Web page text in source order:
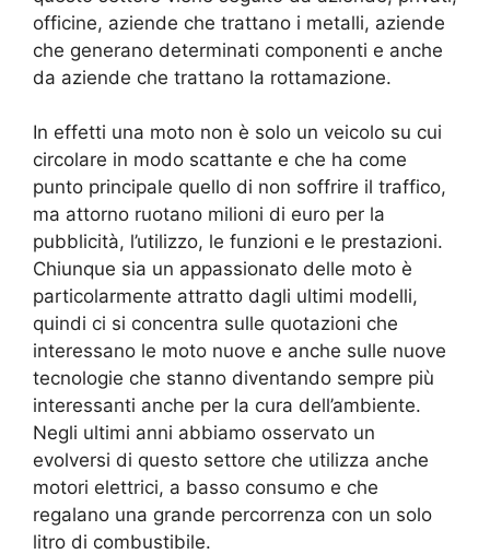
officine, aziende che trattano i metalli, aziende
che generano determinati componenti e anche
da aziende che trattano la rottamazione.
In effetti una moto non è solo un veicolo su cui
circolare in modo scattante e che ha come
punto principale quello di non soffrire il traffico,
ma attorno ruotano milioni di euro per la
pubblicità, l’utilizzo, le funzioni e le prestazioni.
Chiunque sia un appassionato delle moto è
particolarmente attratto dagli ultimi modelli,
quindi ci si concentra sulle quotazioni che
interessano le moto nuove e anche sulle nuove
tecnologie che stanno diventando sempre più
interessanti anche per la cura dell’ambiente.
Negli ultimi anni abbiamo osservato un
evolversi di questo settore che utilizza anche
motori elettrici, a basso consumo e che
regalano una grande percorrenza con un solo
litro di combustibile.